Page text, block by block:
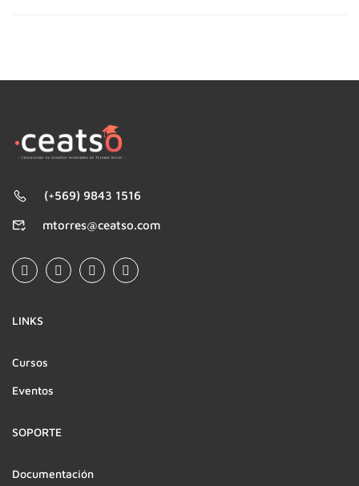
(+569) 9843 1516
mtorres@ceatso.com
LINKS
Cursos
Eventos
SOPORTE
Documentación